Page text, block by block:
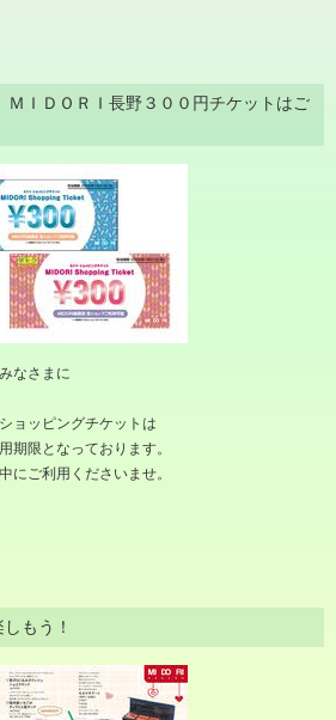
ＩＤＯＲＩ長野３００円チケットはご
なさまに
ョッピングチケットは
限となっております。
にご利用くださいませ。
もう！